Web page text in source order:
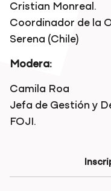
Cristian Monreal.
Coordinador de la
Serena (Chile)
Modera:
Camila Roa
Jefa de Gestión y
FOJI.